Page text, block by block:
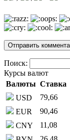
Поиск:
Курсы валют
Валюты Ставка
USD
79,66
EUR
90,46
CNY
11,08